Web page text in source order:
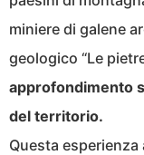
miniere di galene
geologico “Le
approfondimento
del territorio.
Questa